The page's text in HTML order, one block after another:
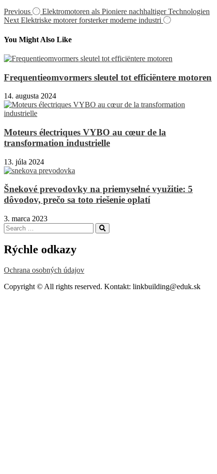
Navigácia
v
článku
Previous
Elektromotoren als Pioniere nachhaltiger Technologien
Next Elektriske motorer forsterker moderne industri
You Might Also Like
Frequentieomvormers sleutel tot efficiëntere motoren
14. augusta 2024
Moteurs électriques VYBO au cœur de la
transformation industrielle
13. júla 2024
Šnekové prevodovky na priemyselné využitie: 5
dôvodov, prečo sa toto riešenie oplatí
3. marca 2023
Search
for:
Search
Rýchle odkazy
Ochrana osobných údajov
Copyright © All rights reserved. Kontakt: linkbuilding@eduk.sk